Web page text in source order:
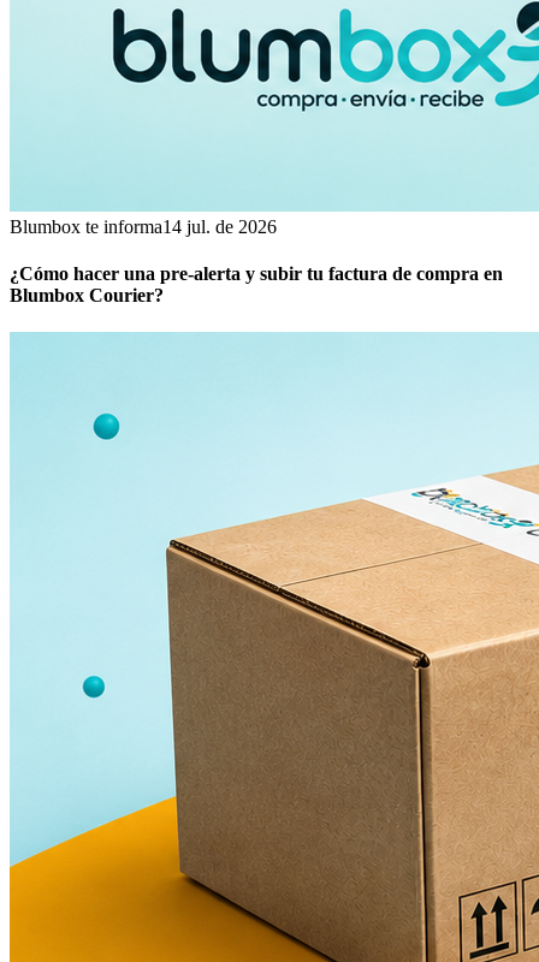
Blumbox te informa14 jul. de 2026
¿Cómo hacer una pre-alerta y subir tu factura de compra en
Blumbox Courier?